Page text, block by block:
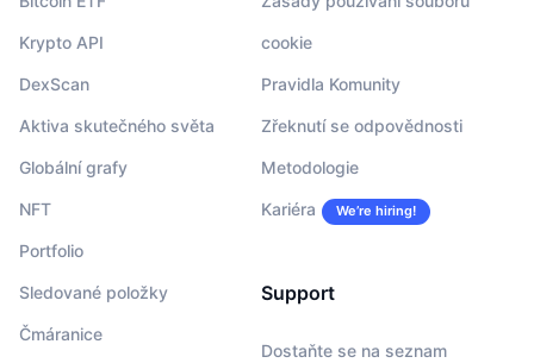
Krypto API
DexScan
Aktiva skutečného světa
Globální grafy
NFT
Portfolio
Sledované položky
Čmáranice
cookie
Pravidla Komunity
Zřeknutí se odpovědnosti
Metodologie
Kariéra We’re hiring!
Support
Dostaňte se na seznam